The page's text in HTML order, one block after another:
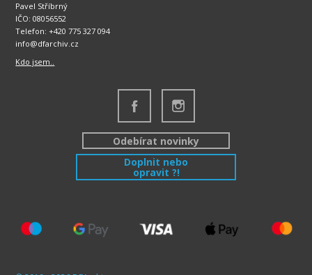
Pavel Stříbrný
IČO: 08056552
Telefon: +420 775 327 094
info@dfarchiv.cz
Kdo jsem..
Odebírat novinky
Doplnit nebo
opravit ?!